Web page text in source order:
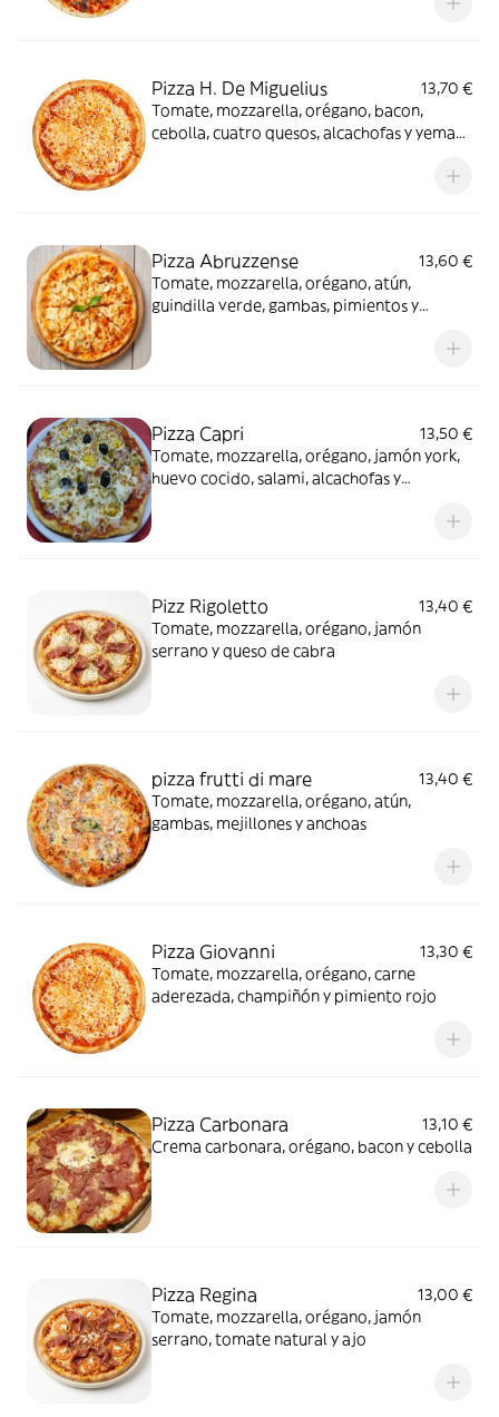
Pizza H. De Miguelius
13,70 €
Tomate, mozzarella, orégano, bacon,
cebolla, cuatro quesos, alcachofas y yema
Pizza Abruzzense
13,60 €
Tomate, mozzarella, orégano, atún,
guindilla verde, gambas, pimientos y
Pizza Capri
13,50 €
Tomate, mozzarella, orégano, jamón york,
huevo cocido, salami, alcachofas y
Pizz Rigoletto
13,40 €
Tomate, mozzarella, orégano, jamón
serrano y queso de cabra
pizza frutti di mare
13,40 €
Tomate, mozzarella, orégano, atún,
gambas, mejillones y anchoas
Pizza Giovanni
13,30 €
Tomate, mozzarella, orégano, carne
aderezada, champiñón y pimiento rojo
Pizza Carbonara
13,10 €
Crema carbonara, orégano, bacon y cebolla
Pizza Regina
13,00 €
Tomate, mozzarella, orégano, jamón
serrano, tomate natural y ajo